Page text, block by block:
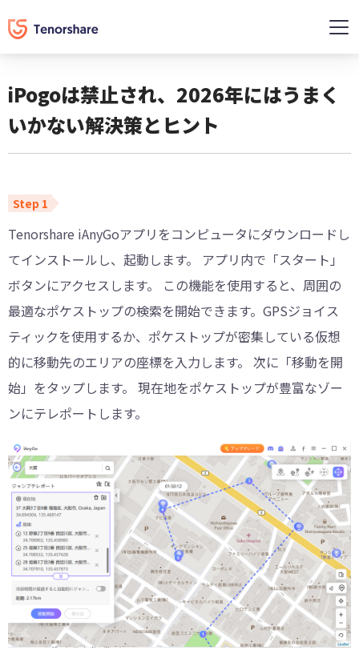
iPogoは禁止され、2026年にはうまく
いかない解決策とヒント
Tenorshare iAnyGoアプリをコンピュータにダウンロードし
てインストールし、起動します。 アプリ内で「スタート」
ボタンにアクセスします。 この機能を使用すると、周囲の
最適なポケストップの検索を開始できます。GPSジョイス
ティックを使用するか、ポケストップが密集している仮想
的に移動先のエリアの座標を入力します。 次に「移動を開
始」をタップします。 現在地をポケストップが豊富なゾー
ンにテレポートします。